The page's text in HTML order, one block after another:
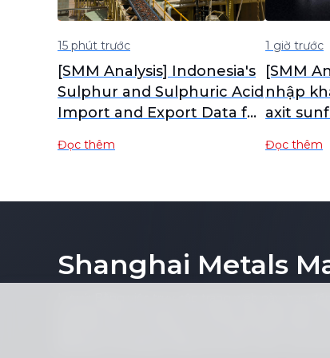
15 phút trước
[SMM Analysis] Indonesia's
Sulphur and Sulphuric Acid
Import and Export Data for
Đọc thêm
1 giờ trước
[SMM
nhập
axit
Đọc thêm
Shanghai Metals
không có sự đồng ý bằng văn bản trước của nhà